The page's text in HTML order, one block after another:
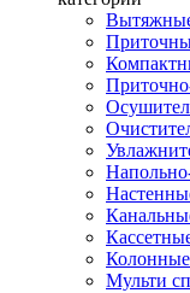
Мульти